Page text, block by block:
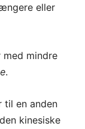
eller
med mindre
.
til en anden
kinesiske